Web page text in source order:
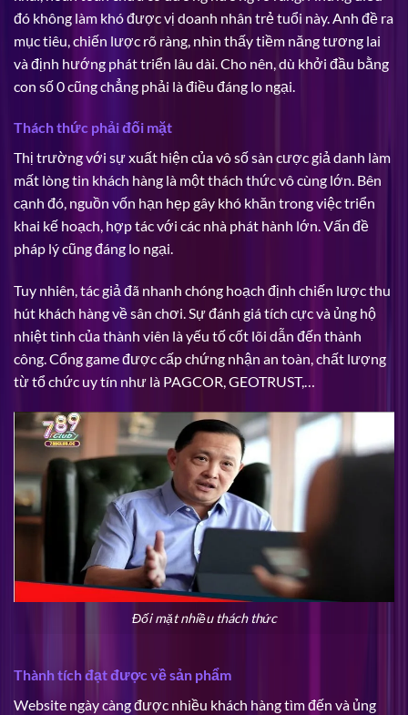
đó không làm khó được vị doanh nhân trẻ tuổi này. Anh đề ra
mục tiêu, chiến lược rõ ràng, nhìn thấy tiềm năng tương lai
và định hướng phát triển lâu dài. Cho nên, dù khởi đầu bằng
con số 0 cũng chẳng phải là điều đáng lo ngại.
Thách thức phải đối mặt
Thị trường với sự xuất hiện của vô số sàn cược giả danh làm
mất lòng tin khách hàng là một thách thức vô cùng lớn. Bên
cạnh đó, nguồn vốn hạn hẹp gây khó khăn trong việc triển
khai kế hoạch, hợp tác với các nhà phát hành lớn. Vấn đề
pháp lý cũng đáng lo ngại.
Tuy nhiên, tác giả đã nhanh chóng hoạch định chiến lược thu
hút khách hàng về sân chơi. Sự đánh giá tích cực và ủng hộ
nhiệt tình của thành viên là yếu tố cốt lõi dẫn đến thành
công. Cổng game được cấp chứng nhận an toàn, chất lượng
từ tổ chức uy tín như là PAGCOR, GEOTRUST,…
Đối mặt nhiều thách thức
Thành tích đạt được về sản phẩm
Website ngày càng được nhiều khách hàng tìm đến và ủng